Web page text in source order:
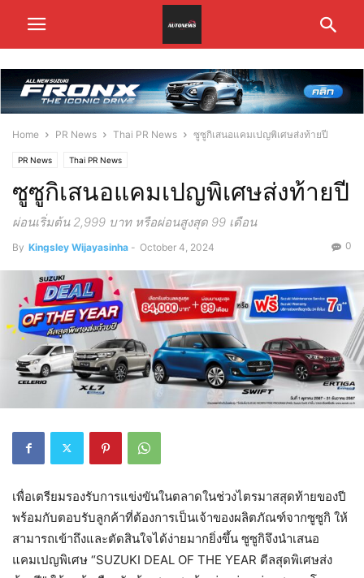
Home PR News Thai PR News ซูซูกิเสนอแคมเปญพิเศษส่งท้ายปี
PR News Thai PR News
ซูซูกิเสนอแคมเปญพิเศษส่งท้ายปี
ผ่อนเริ่มต้น 2,999 บาท หรือผ่อนสูงสุด 99 เดือน
By Kingsley Wijayasinha - October 4, 2024 0
เพื่อเตรียมรองรับการแข่งขันในตลาดในช่วงไตรมาสสุดท้ายของปี
พร้อมกับตอบรับลูกค้าที่ต้องการเป็นเจ้าของผลิตภัณฑ์จากซูซูกิ ให้
สามารถเข้าถึงและตัดสินใจได้ง่ายมากยิ่งขึ้น ซูซูกิจึงนำเสนอ
แคมเปญพิเศษ “SUZUKI DEAL OF THE YEAR ดีลสุดพิเศษส่ง